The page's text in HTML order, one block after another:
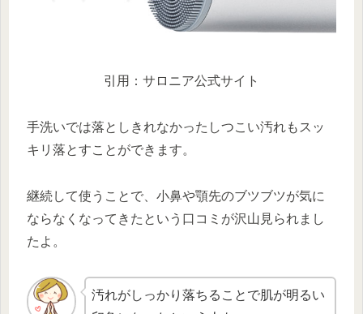
引用：サロニア公式サイト
手洗いでは落としきれなかったしつこい汚れもスッ
キリ落とすことができます。
継続して使うことで、小鼻や顎先のブツブツが気に
ならなくなってきたという口コミが沢山見られまし
たよ。
汚れがしっかり落ちることで肌が明るい